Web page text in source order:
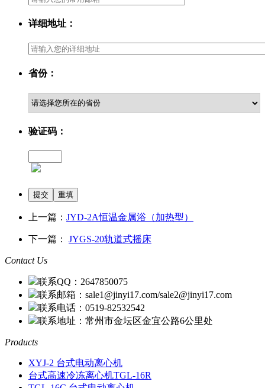
详细地址：
省份：
验证码：
上一篇： JYD-2A恒温金属浴（加热型）
下一篇： JYGS-20轨道式摇床
Contact Us
联系QQ：2647850075
联系邮箱：sale1@jinyi17.com/sale2@jinyi17.com
联系电话：0519-82532542
联系地址：常州市金坛区金宜公路6公里处
Products
XYJ-2 台式电动离心机
台式高速冷冻离心机TGL-16R